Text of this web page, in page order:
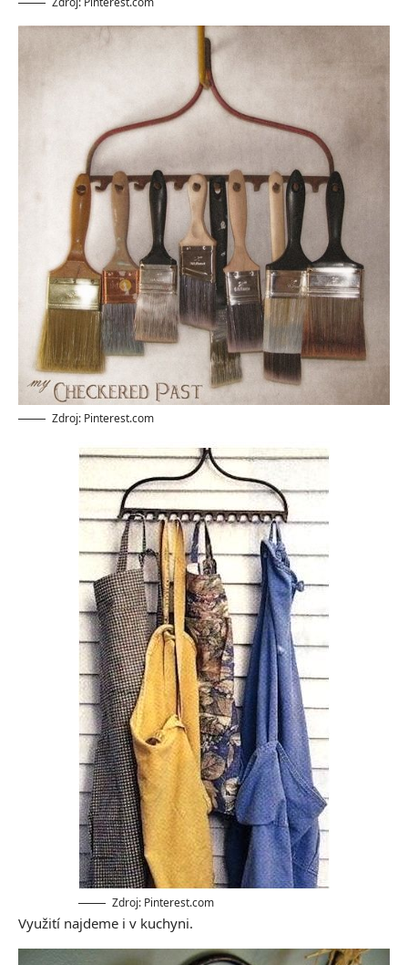
Zdroj: Pinterest.com
Zdroj: Pinterest.com
Využití najdeme i v kuchyni.